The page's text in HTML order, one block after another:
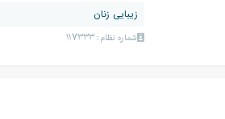
زیبایی زنان
شماره نظام: 117333